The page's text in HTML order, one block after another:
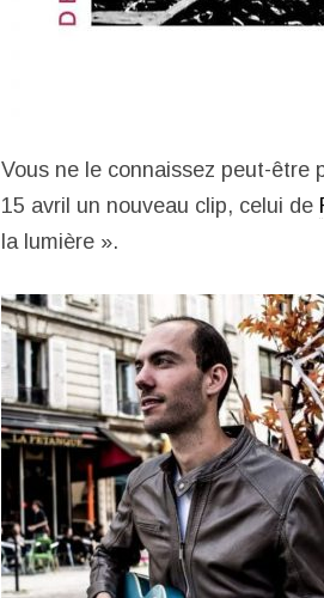
Vous ne le connaissez peut-être
15 avril un nouveau clip, celui de
la lumière ».